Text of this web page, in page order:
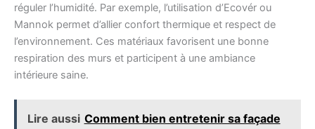
réguler l’humidité. Par exemple, l’utilisation d’Ecovér ou
Mannok permet d’allier confort thermique et respect de
l’environnement. Ces matériaux favorisent une bonne
respiration des murs et participent à une ambiance
intérieure saine.
Lire aussi Comment bien entretenir sa façade